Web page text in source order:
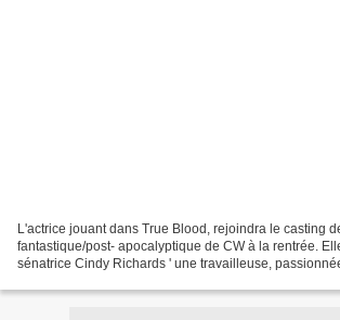
L'actrice jouant dans True Blood, rejoindra le casting
fantastique/post- apocalyptique de CW à la rentrée.
sénatrice Cindy Richards ' une travailleuse,